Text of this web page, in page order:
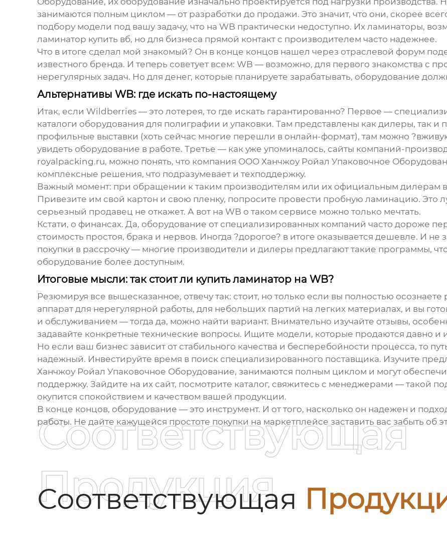
занимаются полным циклом — от разработки до продажи. Это значит, что они, скорее
подбору модели под вашу задачу, что на WB практически недоступно. Их ламинаторы,
ламинатор купить вб, но для бизнеса прямой контакт с производителем часто надежнее.
Что в итоге сделал мой знакомый? Он в конце концов нашел через отраслевой форум
известного бренда. И теперь советует всем: WB — возможно, для первого знакомства с
нерегулярных задач. Но для денег, которые планируете зарабатывать, оборудование
Альтернативы WB: где искать по-настоящему
Итак, если Wildberries — это лотерея, то где искать гарантированно? Первое —
каталоги оборудования для полиграфии и упаковки. Там представлены как дилеры, так
профильные выставки (хоть сейчас многие перешли в онлайн-формат), там можно
увидеть оборудование в работе. Третье — как уже упоминалось, сайты компаний-
royalpacking.ru, можно понять, что компания ООО Ханчжоу Ройал Упаковочное
комплексные решения, что подразумевает и техподдержку.
Важный момент: при обращении к таким производителям или их официальным дилерам
Привезите им свой картон и свою пленку, попросите провести пробную ламинацию. Это
серьезный продавец не откажет. А вот на WB о таком сервисе можно только мечтать.
Кстати, о финансах. Да, оборудование от специализированных компаний часто дороже
стоимость простоя, брака и нервов. Иногда ?дорогое? в итоге оказывается дешевле. И
покупки в рассрочку — многие производители и дилеры предлагают такие программы,
оборудование более доступным.
Итоговые мысли: так стоит ли купить ламинатор на WB?
Резюмируя все вышесказанное, отвечу так: стоит, но только если вы полностью
аппарат для нерегулярной работы, для небольших партий на легких материалах, и вы
и обслуживанием — тогда да, можно найти вариант. Внимательно изучайте отзывы,
задавайте конкретные технические вопросы. Ищите модели, которые продаются давно и
Но если ваш бизнес зависит от стабильного качества и бесперебойности процесса, то
надежный. Инвестируйте время в поиск специализированного поставщика. Изучите
Ханчжоу Ройал Упаковочное Оборудование, занимаются полным циклом и могут
поддержку. Зайдите на их сайт, посмотрите каталог, свяжитесь с менеджерами — такой
окупится спокойствием и качеством вашей продукции.
В конце концов, оборудование — это инструмент. И от того, насколько он надежен и
работы. Не дайте кажущейся простоте покупки на маркетплейсе заставить вас забыть об
Соответствующая
Соответствующая
Продукция